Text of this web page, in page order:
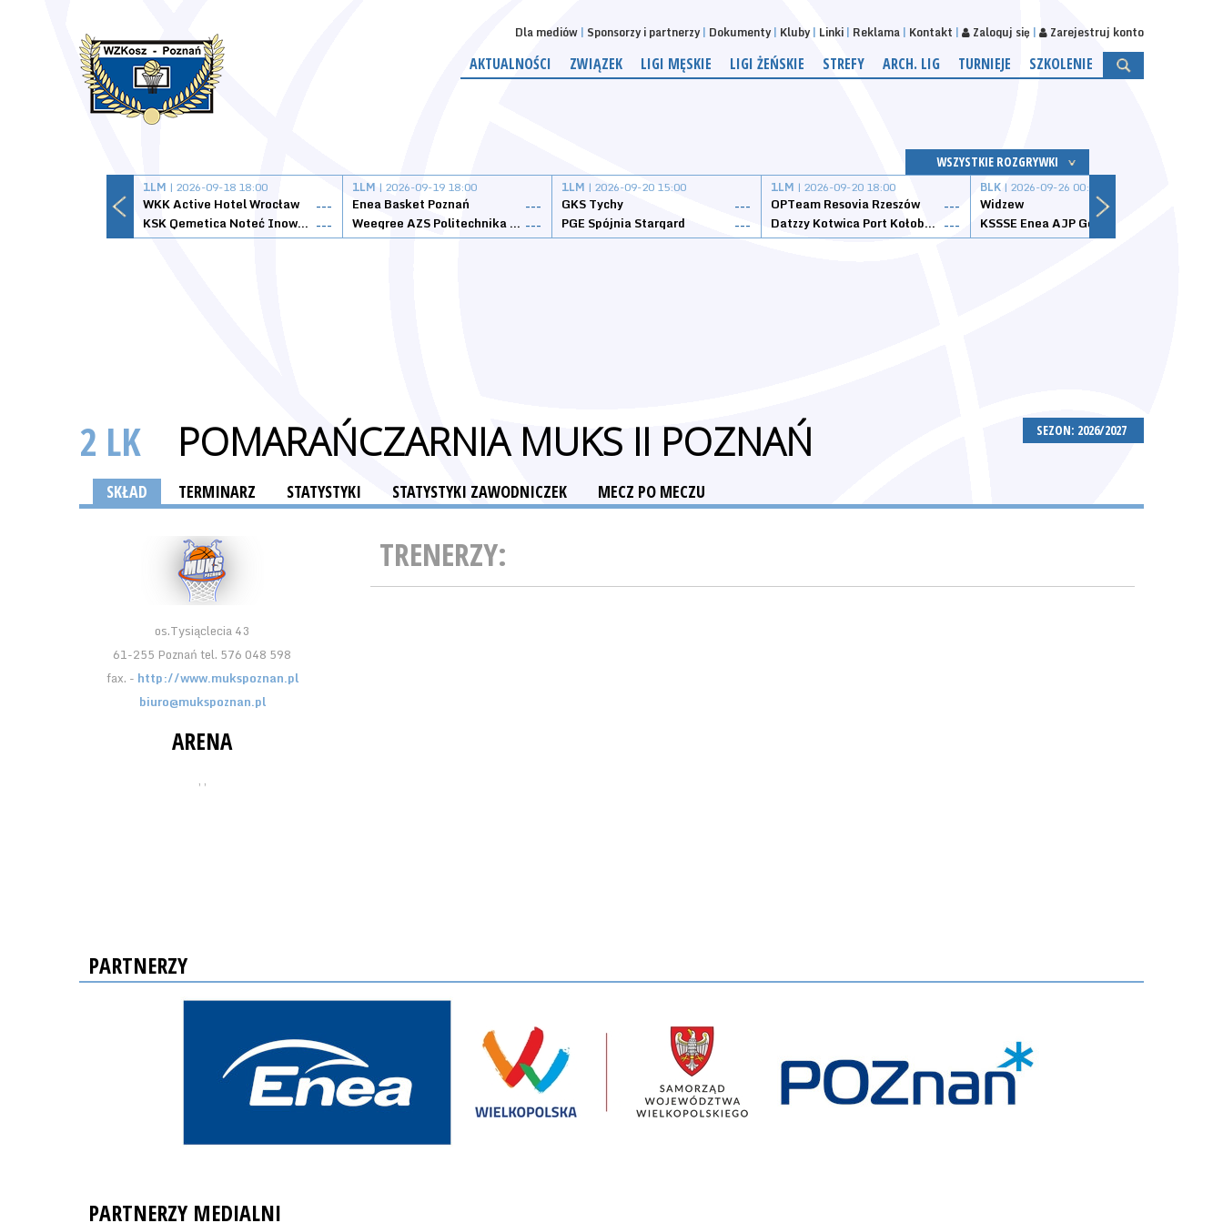
Dla mediów Sponsorzy i partnerzy Dokumenty Kluby Linki Reklama Kontakt Zaloguj się Zarejestruj konto
AKTUALNOŚCI ZWIĄZEK LIGI MĘSKIE LIGI ŻEŃSKIE STREFY ARCH. LIG TURNIEJE SZKOLENIE
WSZYSTKIE ROZGRYWKI
1LM | 2026-09-18 18:00
WKK Active Hotel Wrocław
---
KSK Qemetica Noteć Inowrocław ---
1LM | 2026-09-19 18:00
Enea Basket Poznań
---
Weegree AZS Politechnika Opolska ---
1LM | 2026-09-20 15:00
GKS Tychy
---
PGE Spójnia Stargard
---
1LM | 2026-09-20 18:00
OPTeam Resovia Rzeszów
---
Datzzy Kotwica Port Kołobrzeg ---
BLK | 2026-09-26 00:00
Widzew
SEZON: 2026/2027
2 LK POMARAŃCZARNIA MUKS II POZNAŃ
SKŁAD TERMINARZ STATYSTYKI STATYSTYKI ZAWODNICZEK MECZ PO MECZU
os.Tysiąclecia 43
61-255 Poznań tel. 576 048 598
fax. - http://www.mukspoznan.pl
biuro@mukspoznan.pl
ARENA
, ,
TRENERZY:
PARTNERZY
PARTNERZY MEDIALNI